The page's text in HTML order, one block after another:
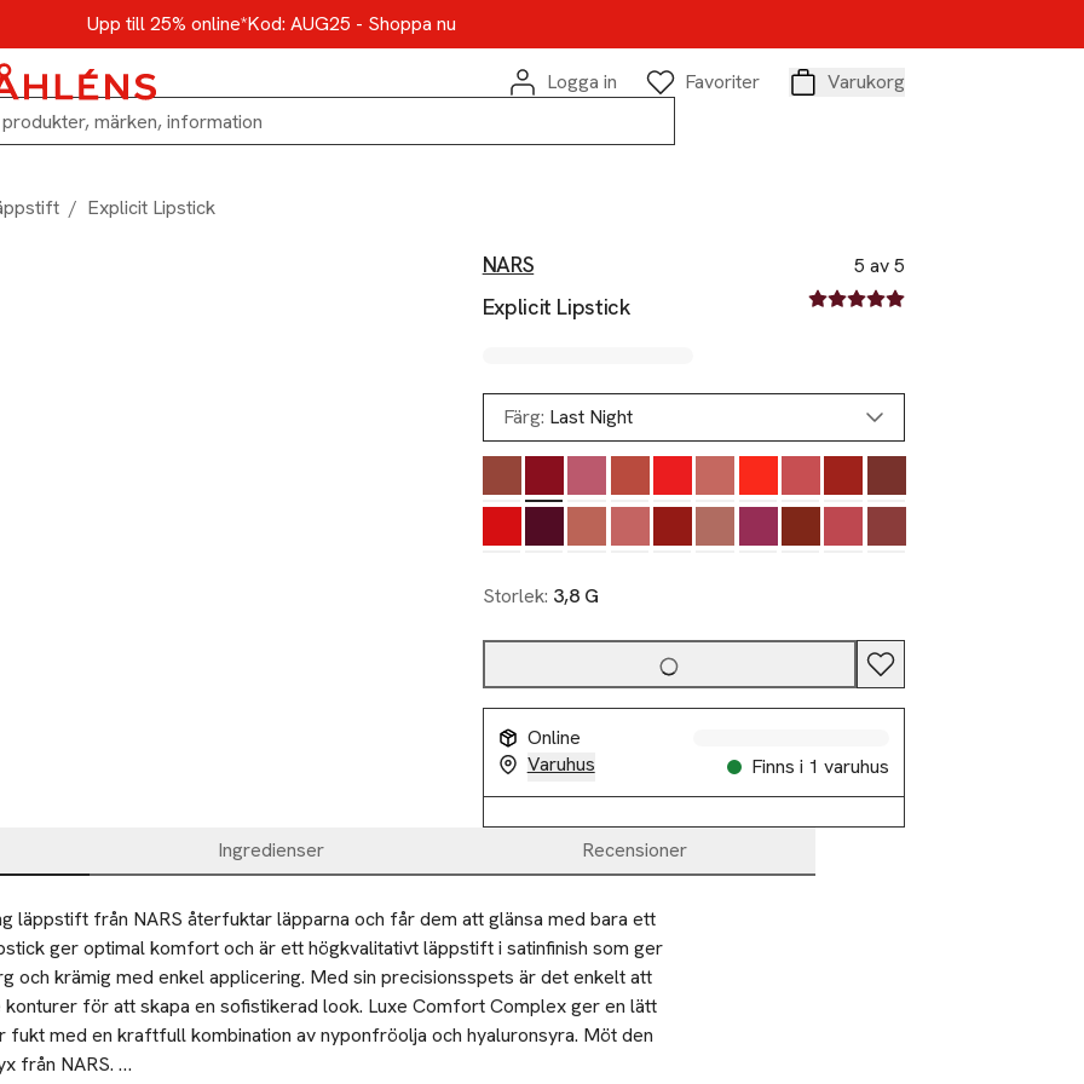
Upp till 25% online*Kod: AUG25 - Shoppa nu
Logga in
Favoriter
Varukorg
/ Explicit Lipstick
NARS
Explicit Lipstick
5 av 5
5 av fem stjärnor
Färg: Last Night
Storlek: 3,8 G
Online
Varuhus
Finns i 1 varuhus
Ingredienser Recensioner
läppstift från NARS återfuktar läpparna och får dem att glänsa med bara ett
ger optimal komfort och är ett högkvalitativt läppstift i satinfinish som ger
och krämig med enkel applicering. Med sin precisionsspets är det enkelt att
konturer för att skapa en sofistikerad look. Luxe Comfort Complex ger en lätt
fukt med en kraftfull kombination av nyponfröolja och hyaluronsyra. Möt den
från NARS.